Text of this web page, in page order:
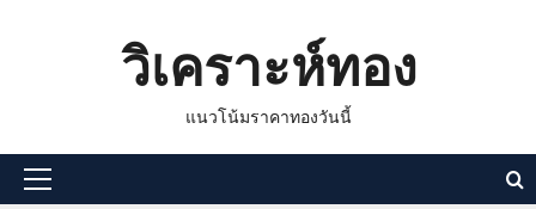
วิเคราะห์ทอง
แนวโน้มราคาทองวันนี้
Primary